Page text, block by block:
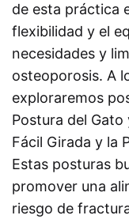
de esta práctica
flexibilidad y el
necesidades y
osteoporosis. A
exploraremos
Postura del Gato
Fácil Girada y la
Estas posturas
promover una
riesgo de